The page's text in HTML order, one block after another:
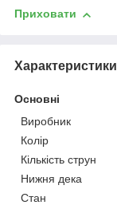
Приховати
Характеристики
Основні
Виробник
Колір
Кількість струн
Нижня дека
Стан